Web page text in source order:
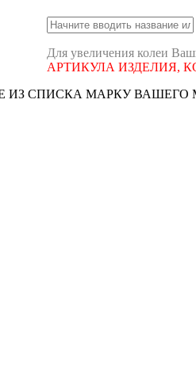
Для увеличения колеи
АРТИКУЛА ИЗДЕЛИЯ,
ИЗ СПИСКА МАРКУ ВАШЕГО